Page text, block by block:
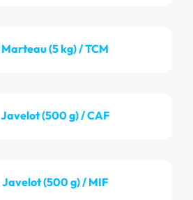
Marteau (5 kg) / TCM
Javelot (500 g) / CAF
Javelot (500 g) / MIF